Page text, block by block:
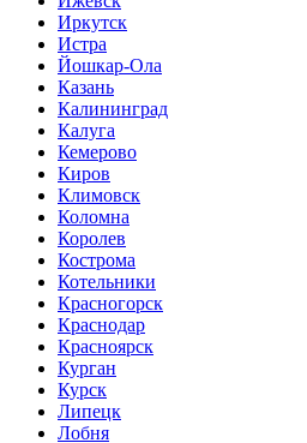
Иркутск
Истра
Йошкар-Ола
Казань
Калининград
Калуга
Кемерово
Киров
Климовск
Коломна
Королев
Кострома
Котельники
Красногорск
Краснодар
Красноярск
Курган
Курск
Липецк
Лобня